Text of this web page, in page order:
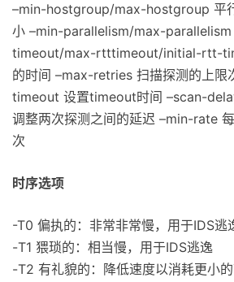
–min-hostgroup/max-hostgroup 平
小 –min-parallelism/max-parallelism
timeout/max-rtttimeout/initial-rtt-
的时间 –max-retries 扫描探测的上限
timeout 设置timeout时间 –scan-
调整两次探测之间的延迟 –min-rate
次
时序选项
-T0 偏执的：非常非常慢，用于IDS逃
-T1 猥琐的：相当慢，用于IDS逃逸
-T2 有礼貌的：降低速度以消耗更小